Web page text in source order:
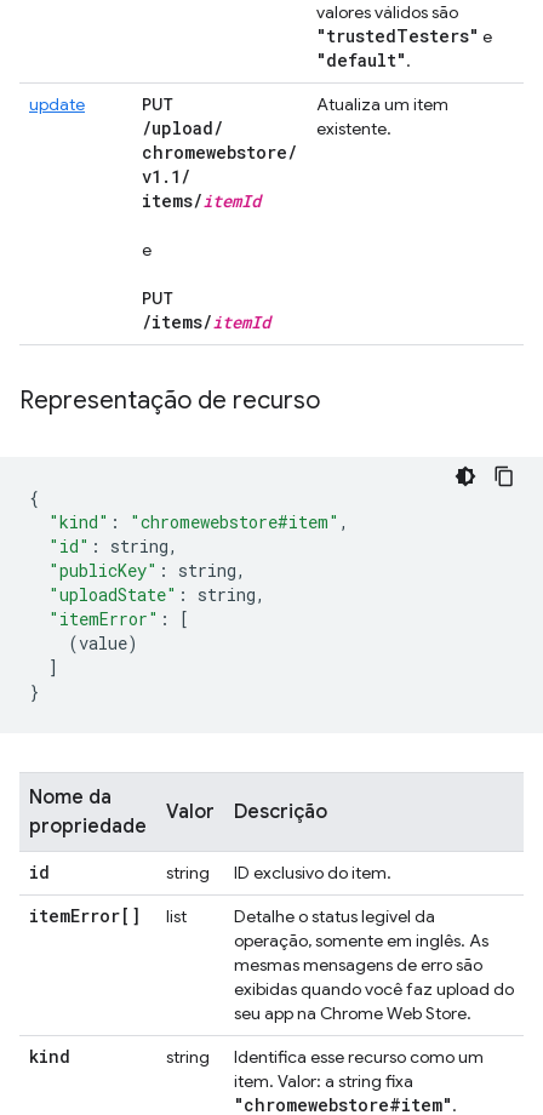
valores válidos são
"trustedTesters" e
"default".
update
PUT
/upload/
chromewebstore/
v1 . 1 /
items/itemId
e
PUT
/items/itemId
Atualiza um item
existente.
Representação de recurso
{
"kind" : "chromewebstore#item" ,
"id" : string,
"publicKey" : string,
"uploadState" : string,
"itemError" :
[
(value)
]
}
Nome da
propriedade
Valor Descrição
id string ID exclusivo do item.
itemError[] list
Detalhe o status legível da
operação, somente em inglês. As
mesmas mensagens de erro são
exibidas quando você faz upload do
seu app na Chrome Web Store.
kind string
Identifica esse recurso como um
item. Valor: a string fixa
"chromewebstore#item".